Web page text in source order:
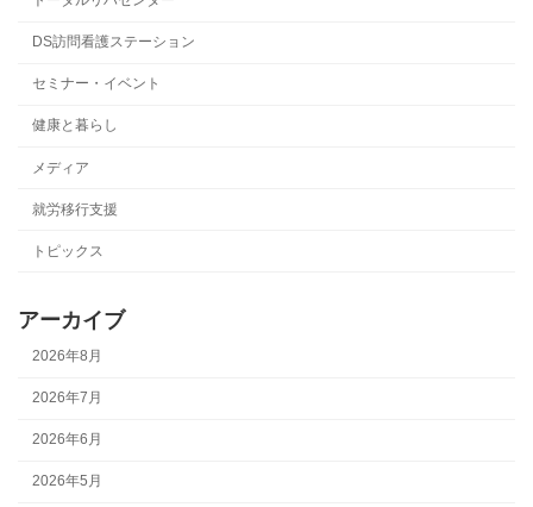
DS訪問看護ステーション
セミナー・イベント
健康と暮らし
メディア
就労移行支援
トピックス
アーカイブ
2026年8月
2026年7月
2026年6月
2026年5月